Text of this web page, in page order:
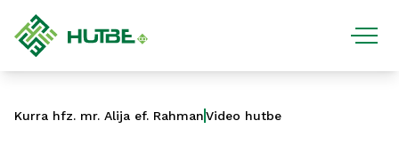
Kurra hfz. mr. Alija ef. RahmanVideo hutbe